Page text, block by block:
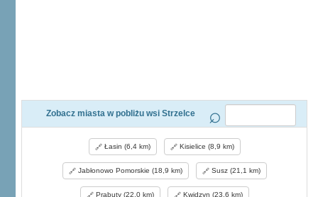
Zobacz miasta w pobliżu wsi Strzelce
Łasin (6,4 km) Kisielice (8,9 km)
Jabłonowo Pomorskie (18,9 km) Susz (21,1 km)
Prabuty (22,0 km) Kwidzyn (23,6 km)